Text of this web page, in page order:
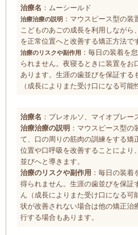
治療名 ：ムーシールド
治療治療の説明 ：マウスピース型の装
こどものあごの成長を利用しながら
を正常位置へと改善する矯正方法で
治療のリスクや副作用 ：毎日の装着を
られません。夜寝るときに装置をお
あります。生涯の歯並びを保証する
（成長によりまた受け口になる可能
治療名 ：プレオルソ、マイオブレー
治療治療の説明 ：マウスピース型
て、口の周りの筋肉の訓練をする矯
位置や口呼吸を改善することにより
並びへと導きます。
治療のリスクや副作用 ：毎日の装着
得られません。生涯の歯並びを保証
ん（成長によりまた受け口になる可
状が改善されない場合は他の矯正治
行する場合もあります。